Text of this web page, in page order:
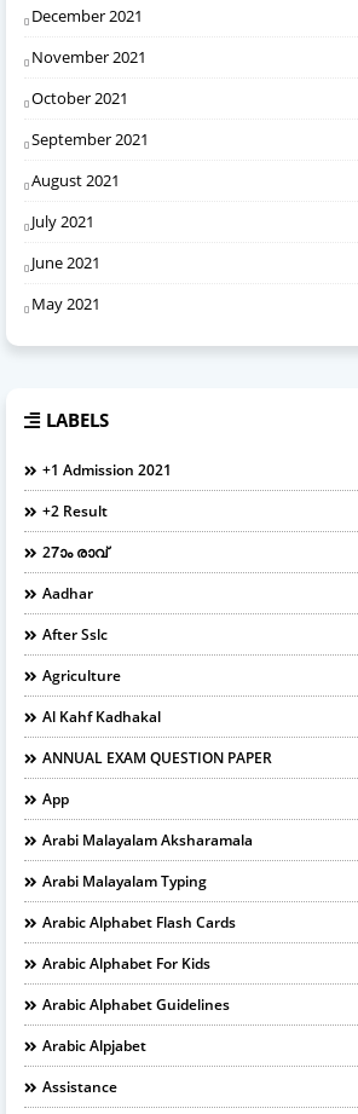
December 2021
November 2021
October 2021
September 2021
August 2021
July 2021
June 2021
May 2021
LABELS
+1 Admission 2021
+2 Result
27ാം രാവ്
Aadhar
After Sslc
Agriculture
Al Kahf Kadhakal
ANNUAL EXAM QUESTION PAPER
App
Arabi Malayalam Aksharamala
Arabi Malayalam Typing
Arabic Alphabet Flash Cards
Arabic Alphabet For Kids
Arabic Alphabet Guidelines
Arabic Alpjabet
Assistance